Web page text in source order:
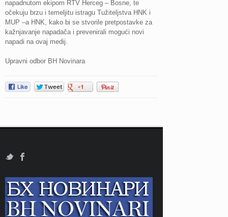
napadnutom ekipom RTV Herceg – Bosne, te
očekuju brzu i temeljitu istragu Tužiteljstva HNK i
MUP –a HNK, kako bi se stvorile pretpostavke za
kažnjavanje napadača i prevenirali mogući novi
napadi na ovaj medij.
Upravni odbor BH Novinara